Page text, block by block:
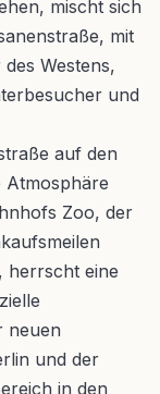
mischt sich
mit
Westens,
und
auf den
Atmosphäre
Zoo, der
, herrscht eine
neuen
und der
in den